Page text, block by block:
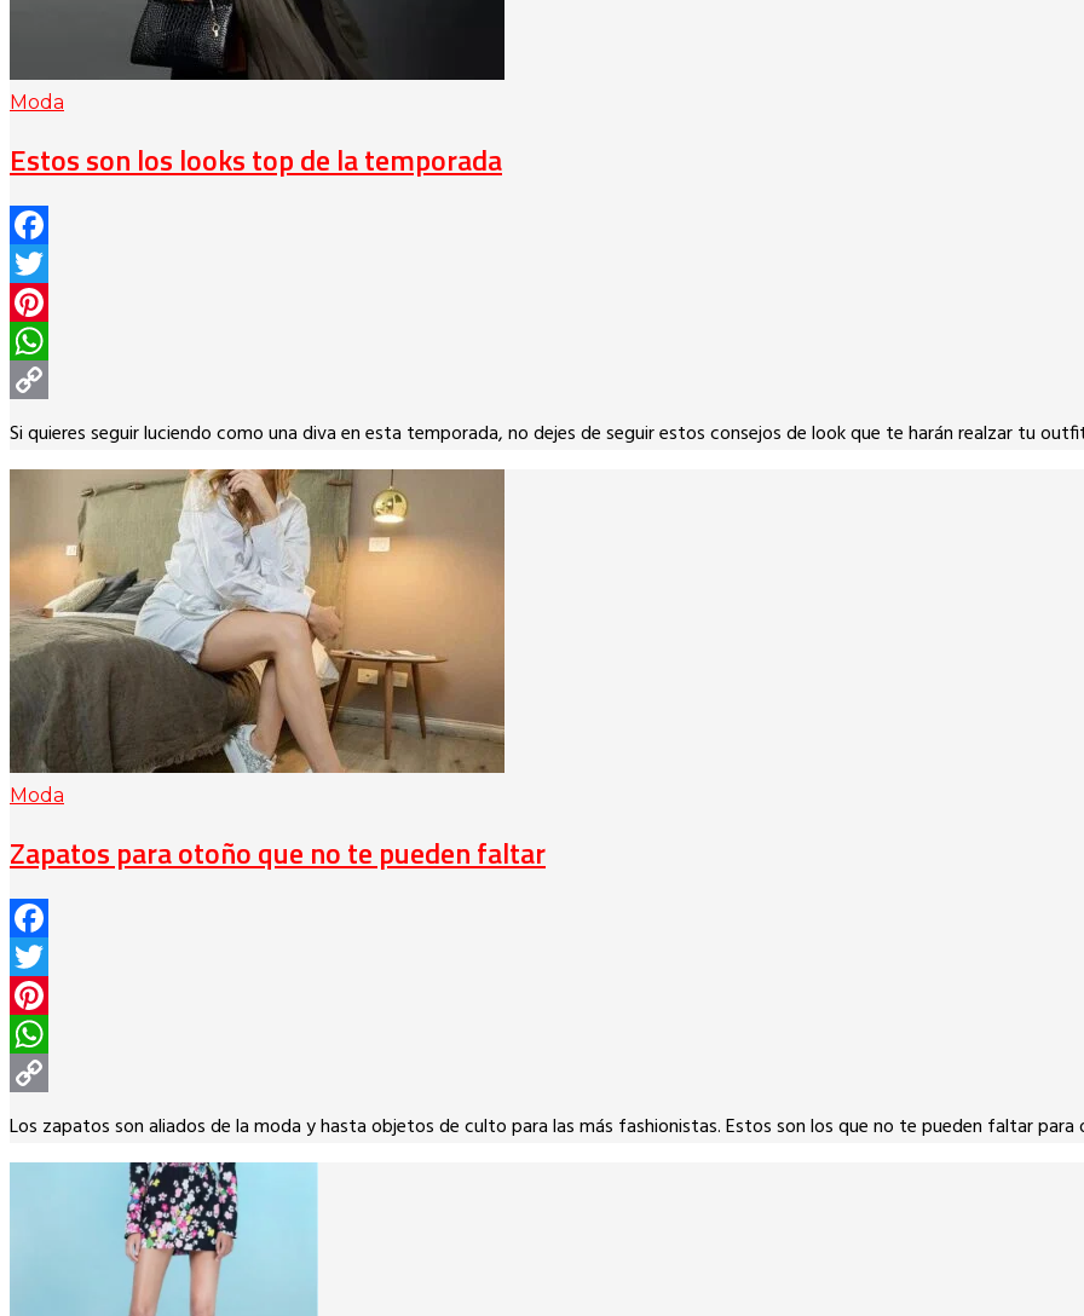
Moda
Estos son los looks top de la temporada
Facebook
Twitter
Pinterest
WhatsApp
Copy
Si quieres seguir luciendo como una diva en esta temporada, no dejes de seguir estos consejos de look que te harán realzar tu
Moda
Zapatos para otoño que no te pueden faltar
Facebook
Twitter
Pinterest
WhatsApp
Copy
Los zapatos son aliados de la moda y hasta objetos de culto para las más fashionistas. Estos son los que no te pueden faltar para